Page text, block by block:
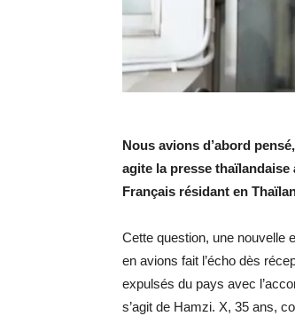
Nous avions d’abord
agite la presse
Français résidant en
Cette question, une nouvelle
en avions fait l’écho dès
expulsés du pays avec
s’agit de Hamzi. X, 35 ans,